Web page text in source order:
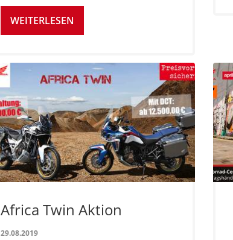
WEITERLESEN
Africa Twin Aktion
29.08.2019